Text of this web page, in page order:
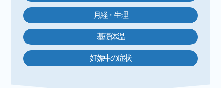
月経・生理
基礎体温
妊娠中の症状